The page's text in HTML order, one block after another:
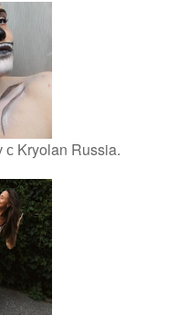
с Kryolan Russia.